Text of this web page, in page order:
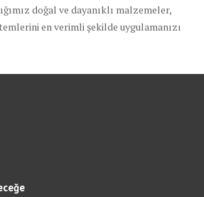
doğal ve dayanıklı malzemeler,
en verimli şekilde uygulamanızı